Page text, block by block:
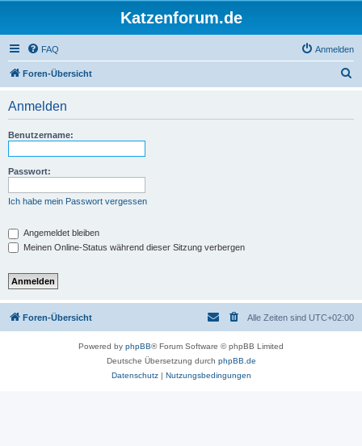
Katzenforum.de
FAQ Anmelden
Foren-Übersicht
Anmelden
Benutzername:
Passwort:
Ich habe mein Passwort vergessen
Angemeldet bleiben
Meinen Online-Status während dieser Sitzung verbergen
Foren-Übersicht Alle Zeiten sind UTC+02:00
Powered by phpBB® Forum Software © phpBB Limited
Deutsche Übersetzung durch phpBB.de
Datenschutz| Nutzungsbedingungen